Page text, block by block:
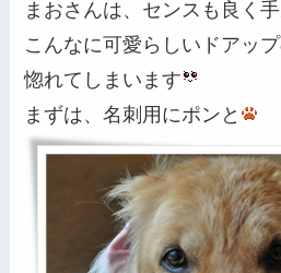
まおさんは、センスも良く
こんなに可愛らしいドアッ
惚れてしまいます
まずは、名刺用にポンと